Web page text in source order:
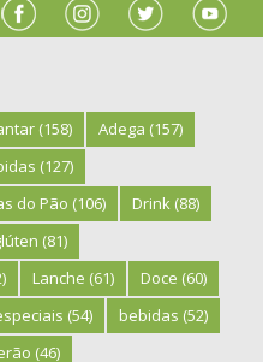
(158) Adega (157)
(127)
do Pão (106) Drink (88)
(81)
Lanche (61) Doce (60)
(54) bebidas (52)
(46)